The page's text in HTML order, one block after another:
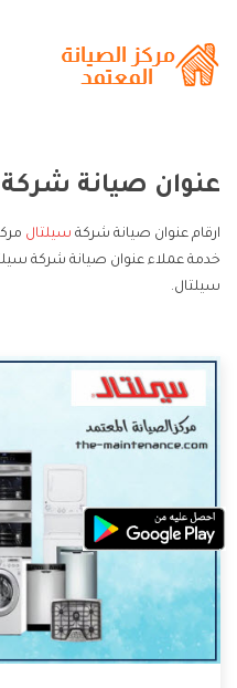
عنوان صيانة شركة
ارقام عنوان صيانة شركة سيلتال
خدمة عملاء عنوان صيانة شركة
سيلتال.